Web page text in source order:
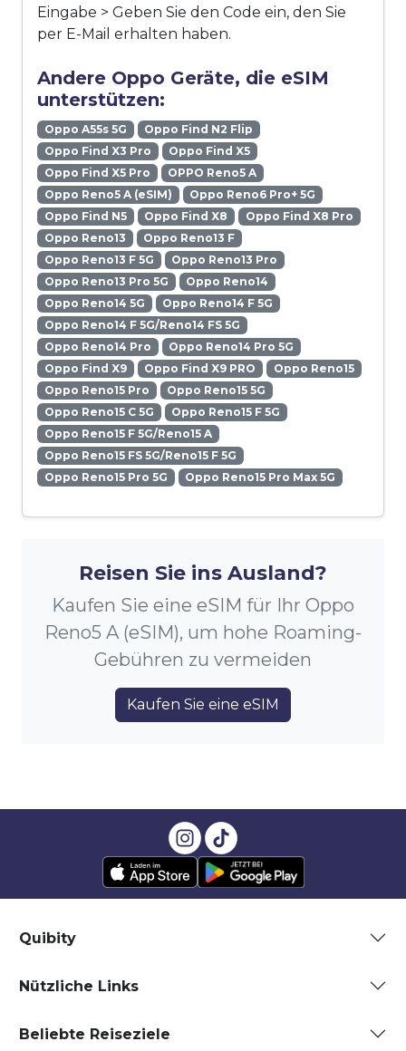
Eingabe > Geben Sie den Code ein, den Sie
per E-Mail erhalten haben.
Andere Oppo Geräte, die eSIM
unterstützen:
Oppo A55s 5G
Oppo Find N2 Flip
Oppo Find X3 Pro
Oppo Find X5
Oppo Find X5 Pro
OPPO Reno5 A
Oppo Reno5 A (eSIM)
Oppo Reno6 Pro+ 5G
Oppo Find N5
Oppo Find X8
Oppo Find X8 Pro
Oppo Reno13
Oppo Reno13 F
Oppo Reno13 F 5G
Oppo Reno13 Pro
Oppo Reno13 Pro 5G
Oppo Reno14
Oppo Reno14 5G
Oppo Reno14 F 5G
Oppo Reno14 F 5G/Reno14 FS 5G
Oppo Reno14 Pro
Oppo Reno14 Pro 5G
Oppo Find X9
Oppo Find X9 PRO
Oppo Reno15
Oppo Reno15 Pro
Oppo Reno15 5G
Oppo Reno15 C 5G
Oppo Reno15 F 5G
Oppo Reno15 F 5G/Reno15 A
Oppo Reno15 FS 5G/Reno15 F 5G
Oppo Reno15 Pro 5G
Oppo Reno15 Pro Max 5G
Reisen Sie ins Ausland?
Kaufen Sie eine eSIM für Ihr Oppo
Reno5 A (eSIM), um hohe Roaming-
Gebühren zu vermeiden
Kaufen Sie eine eSIM
Quibity
Nützliche Links
Beliebte Reiseziele